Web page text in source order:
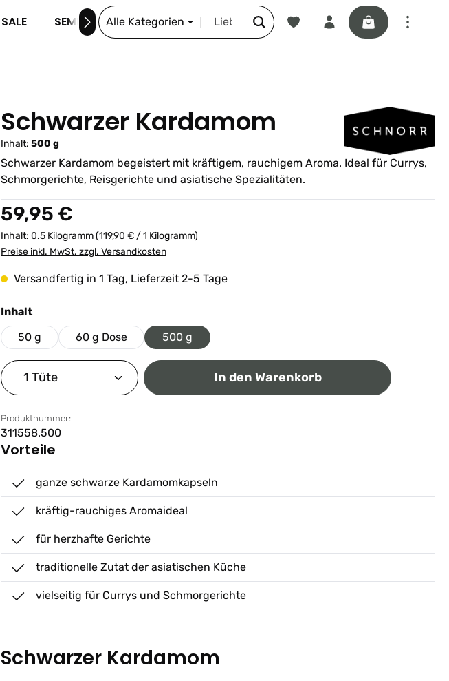
SALE SEMINARE DIE SCHNORR-STORY
Alle Kategorien
Du hast 0 Produkte auf dem
Warenkorb
Schwarzer Kardamom
Inhalt: 500 g
Schwarzer Kardamom begeistert mit kräftigem, rauchigem Aroma. Ideal für Currys,
Schmorgerichte, Reisgerichte und asiatische Spezialitäten.
Regulärer Preis:
59,95 €
Inhalt: 0.5 Kilogramm(119,90 € / 1 Kilogramm)
Preise inkl. MwSt. zzgl. Versandkosten
Versandfertig in 1 Tag, Lieferzeit 2-5 Tage
Inhaltauswählen
50 g
60 g Dose 500 g
Produkt Anzahl: Gib den gewünschten Wert ein oder
In den Warenkorb
Produktnummer:
311558.500
Vorteile
ganze schwarze Kardamomkapseln
kräftig-rauchiges Aromaideal
für herzhafte Gerichte
traditionelle Zutat der asiatischen Küche
vielseitig für Currys und Schmorgerichte
Schwarzer Kardamom